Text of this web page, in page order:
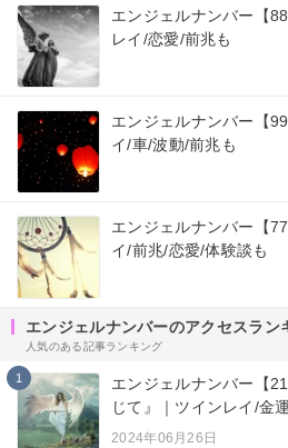
エンジェルナンバー【
レイ/恋愛/前兆も
エンジェルナンバー【
イ/車/波動/前兆も
エンジェルナンバー【
イ/前兆/恋愛/体験談も
エンジェルナンバーのアクセスラン
人気のある記事ランキング
1
エンジェルナンバー【
じて』｜ツインレイ/金
2024年06月26日